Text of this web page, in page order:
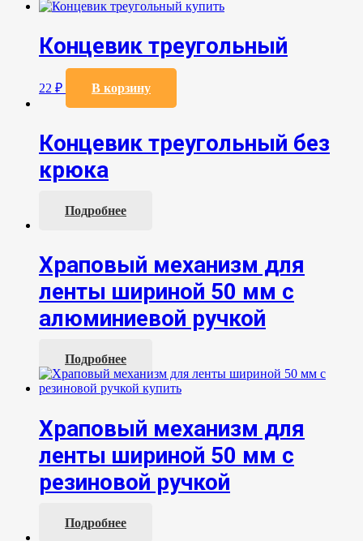
Концевик треугольный
22 ₽ В корзину
Концевик треугольный без
крюка
Подробнее
Храповый механизм для
ленты шириной 50 мм с
алюминиевой ручкой
Подробнее
Храповый механизм для
ленты шириной 50 мм с
резиновой ручкой
Подробнее